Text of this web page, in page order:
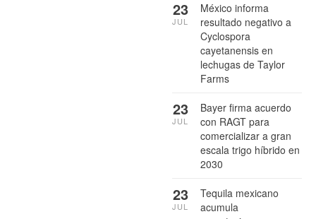
México informa
resultado negativo a
Cyclospora
cayetanensis en
lechugas de Taylor
Farms
23
JUL
Bayer firma acuerdo
con RAGT para
comercializar a gran
escala trigo híbrido en
2030
23
JUL
Tequila mexicano
acumula
23
JUL